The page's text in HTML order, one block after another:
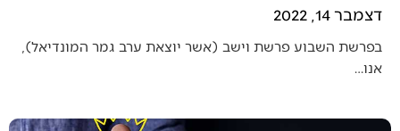
דצמבר 14, 2022
בפרשת השבוע פרשת וישב (אשר יוצאת ערב גמר המונדיאל),
אנו…